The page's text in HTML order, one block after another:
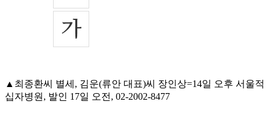
▲최종환씨 별세, 김운(류안 대표)씨 장인상=14일 오후 서울적
십자병원, 발인 17일 오전, 02-2002-8477